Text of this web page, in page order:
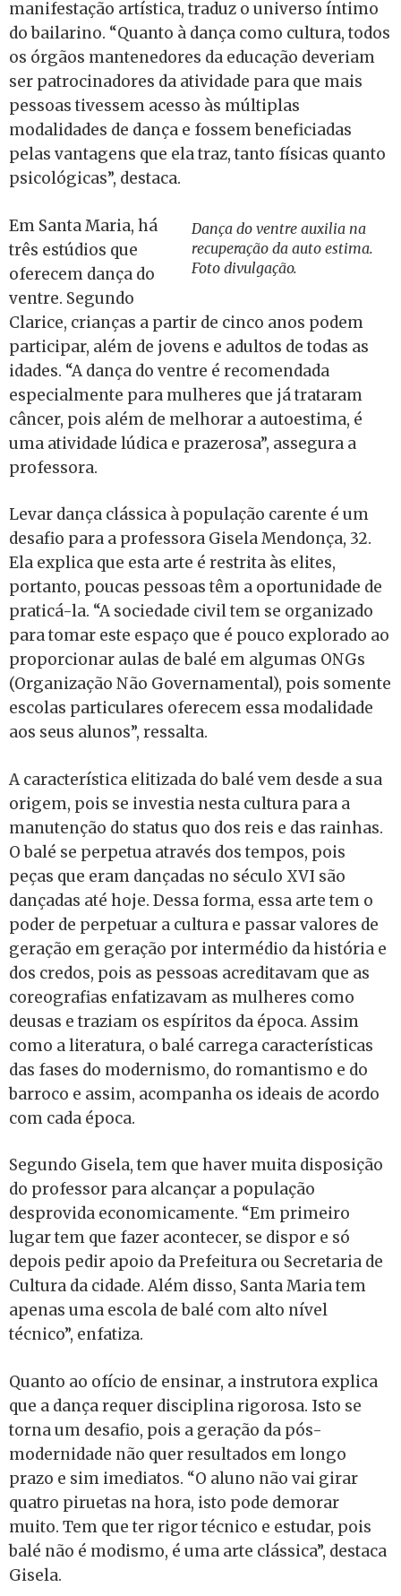
manifestação artística, traduz o universo íntimo
do bailarino. “Quanto à dança como cultura, todos
os órgãos mantenedores da educação deveriam
ser patrocinadores da atividade para que mais
pessoas tivessem acesso às múltiplas
modalidades de dança e fossem beneficiadas
pelas vantagens que ela traz, tanto físicas quanto
psicológicas”, destaca.
Dança do ventre auxilia na
recuperação da auto estima.
Foto divulgação.
Em Santa Maria, há
três estúdios que
oferecem dança do
ventre. Segundo
Clarice, crianças a partir de cinco anos podem
participar, além de jovens e adultos de todas as
idades. “A dança do ventre é recomendada
especialmente para mulheres que já trataram
câncer, pois além de melhorar a autoestima, é
uma atividade lúdica e prazerosa”, assegura a
professora.
Levar dança clássica à população carente é um
desafio para a professora Gisela Mendonça, 32.
Ela explica que esta arte é restrita às elites,
portanto, poucas pessoas têm a oportunidade de
praticá-la. “A sociedade civil tem se organizado
para tomar este espaço que é pouco explorado ao
proporcionar aulas de balé em algumas ONGs
(Organização Não Governamental), pois somente
escolas particulares oferecem essa modalidade
aos seus alunos”, ressalta.
A característica elitizada do balé vem desde a sua
origem, pois se investia nesta cultura para a
manutenção do status quo dos reis e das rainhas.
O balé se perpetua através dos tempos, pois
peças que eram dançadas no século XVI são
dançadas até hoje. Dessa forma, essa arte tem o
poder de perpetuar a cultura e passar valores de
geração em geração por intermédio da história e
dos credos, pois as pessoas acreditavam que as
coreografias enfatizavam as mulheres como
deusas e traziam os espíritos da época. Assim
como a literatura, o balé carrega características
das fases do modernismo, do romantismo e do
barroco e assim, acompanha os ideais de acordo
com cada época.
Segundo Gisela, tem que haver muita disposição
do professor para alcançar a população
desprovida economicamente. “Em primeiro
lugar tem que fazer acontecer, se dispor e só
depois pedir apoio da Prefeitura ou Secretaria de
Cultura da cidade. Além disso, Santa Maria tem
apenas uma escola de balé com alto nível
técnico”, enfatiza.
Quanto ao ofício de ensinar, a instrutora explica
que a dança requer disciplina rigorosa. Isto se
torna um desafio, pois a geração da pós-
modernidade não quer resultados em longo
prazo e sim imediatos. “O aluno não vai girar
quatro piruetas na hora, isto pode demorar
muito. Tem que ter rigor técnico e estudar, pois
balé não é modismo, é uma arte clássica”, destaca
Gisela.